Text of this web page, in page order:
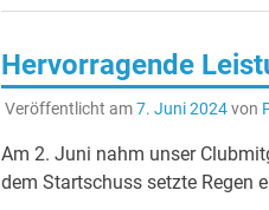
Hervorragende
Veröffentlicht am7. Juni 2024von
Am 2. Juni nahm unser
dem Startschuss setzte Regen